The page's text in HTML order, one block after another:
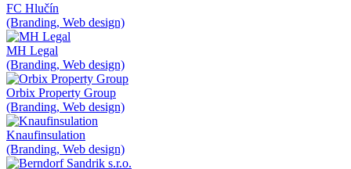
FC Hlučín
(Branding, Web design)
MH Legal
(Branding, Web design)
Orbix Property Group
(Branding, Web design)
Knaufinsulation
(Branding, Web design)